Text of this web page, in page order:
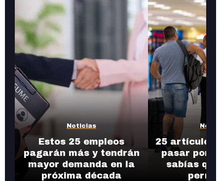
Noticias
Estos 25 empleos
pagarán más y tendrán
mayor demanda en la
próxima década
25 artículos
pasar por
sabías